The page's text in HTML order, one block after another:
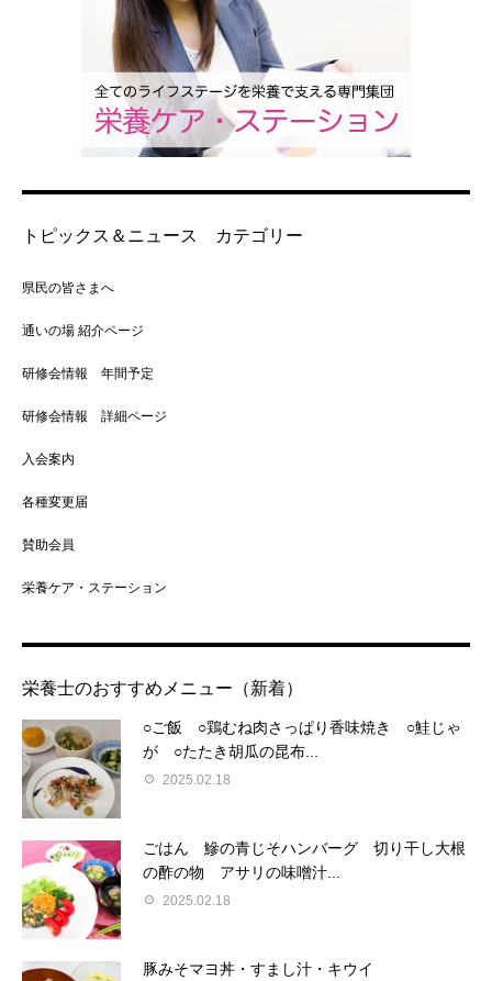
トピックス＆ニュース カテゴリー
県民の皆さまへ
通いの場 紹介ページ
研修会情報 年間予定
研修会情報 詳細ページ
入会案内
各種変更届
賛助会員
栄養ケア・ステーション
栄養士のおすすめメニュー（新着）
○ご飯 ○鶏むね肉さっぱり香味焼き ○鮭じゃ
が ○たたき胡瓜の昆布...
2025.02.18
ごはん 鰺の青じそハンバーグ 切り干し大根
の酢の物 アサリの味噌汁...
2025.02.18
豚みそマヨ丼・すまし汁・キウイ